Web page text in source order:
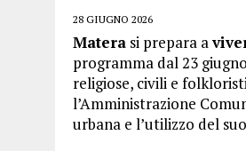
28 GIUGNO 2026
Matera si prepara a
programma dal 23
religiose, civili e
l’Amministrazione
urbana e l’utilizzo del